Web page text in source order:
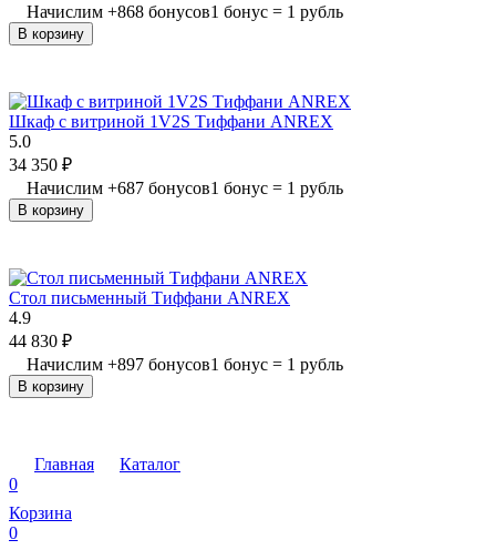
Начислим +868 бонусов1 бонус = 1 рубль
В корзину
Шкаф с витриной 1V2S Тиффани ANREX
5.0
34 350 ₽
Начислим +687 бонусов1 бонус = 1 рубль
В корзину
Стол письменный Тиффани ANREX
4.9
44 830 ₽
Начислим +897 бонусов1 бонус = 1 рубль
В корзину
Главная
Каталог
0
Корзина
0